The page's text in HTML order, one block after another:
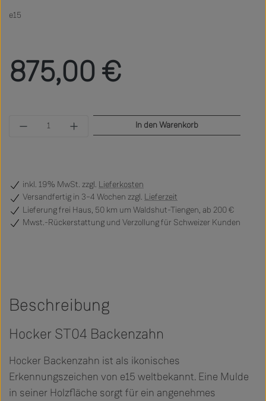
e15
875,00 €
Produkt Anzahl: Gib den gewünschten Wert
In den Warenkorb
inkl. 19% MwSt. zzgl. Lieferkosten
Versandfertig in 3–4 Wochen zzgl. Lieferzeit
Lieferung frei Haus, 50 km um Waldshut-Tiengen, ab 200 €
Mwst.-Rückerstattung und Verzollung für Schweizer Kunden
Beschreibung
Hocker ST04 Backenzahn
Hocker Backenzahn ist als ikonisches
Erkennungszeichen von e15 weltbekannt. Eine Mulde
in seiner Holzfläche sorgt für ein angenehmes